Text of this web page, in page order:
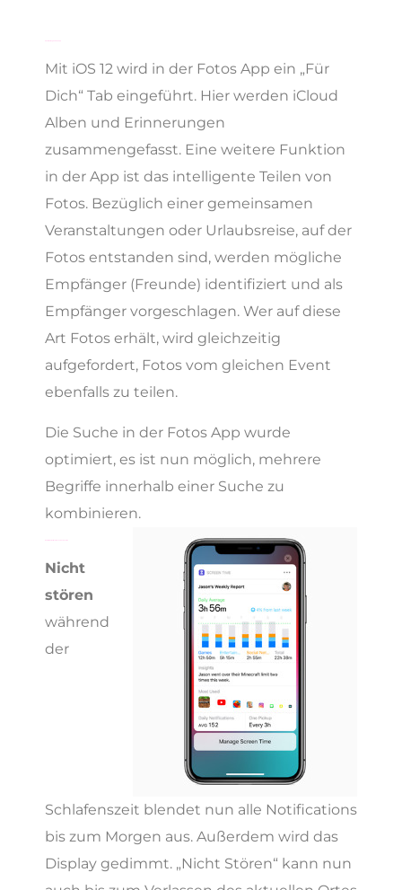
Mit iOS 12 wird in der Fotos App ein „Für
Dich“ Tab eingeführt. Hier werden iCloud
Alben und Erinnerungen
zusammengefasst. Eine weitere Funktion
in der App ist das intelligente Teilen von
Fotos. Bezüglich einer gemeinsamen
Veranstaltungen oder Urlaubsreise, auf der
Fotos entstanden sind, werden mögliche
Empfänger (Freunde) identifiziert und als
Empfänger vorgeschlagen. Wer auf diese
Art Fotos erhält, wird gleichzeitig
aufgefordert, Fotos vom gleichen Event
ebenfalls zu teilen.
Die Suche in der Fotos App wurde
optimiert, es ist nun möglich, mehrere
Begriffe innerhalb einer Suche zu
kombinieren.
Nicht
stören
während
der
Schlafenszeit blendet nun alle Notifications
bis zum Morgen aus. Außerdem wird das
Display gedimmt. „Nicht Stören“ kann nun